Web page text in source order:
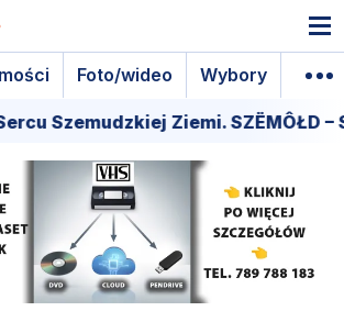
Foto/wideo Wybory
Ziemi. SZËMÔŁD –